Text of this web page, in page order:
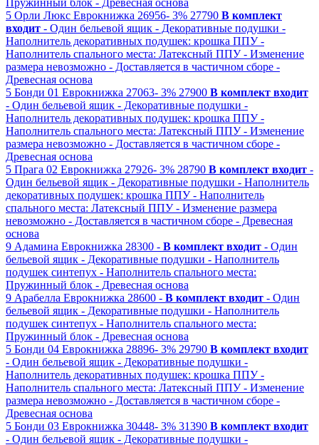
Пружинный блок - Древесная основа
5 Орли Люкс Еврокнижка 26956- 3% 27790 В комплект
входит - Один бельевой ящик - Декоративные подушки -
Наполнитель декоративных подушек: крошка ППУ -
Наполнитель спального места: Латексный ППУ - Изменение
размера невозможно - Доставляется в частичном сборе -
Древесная основа
5 Бонди 01 Еврокнижка 27063- 3% 27900 В комплект входит
- Один бельевой ящик - Декоративные подушки -
Наполнитель декоративных подушек: крошка ППУ -
Наполнитель спального места: Латексный ППУ - Изменение
размера невозможно - Доставляется в частичном сборе -
Древесная основа
5 Прага 02 Еврокнижка 27926- 3% 28790 В комплект входит -
Один бельевой ящик - Декоративные подушки - Наполнитель
декоративных подушек: крошка ППУ - Наполнитель
спального места: Латексный ППУ - Изменение размера
невозможно - Доставляется в частичном сборе - Древесная
основа
9 Адамина Еврокнижка 28300 - В комплект входит - Один
бельевой ящик - Декоративные подушки - Наполнитель
подушек синтепух - Наполнитель спального места:
Пружинный блок - Древесная основа
9 Арабелла Еврокнижка 28600 - В комплект входит - Один
бельевой ящик - Декоративные подушки - Наполнитель
подушек синтепух - Наполнитель спального места:
Пружинный блок - Древесная основа
5 Бонди 04 Еврокнижка 28896- 3% 29790 В комплект входит
- Один бельевой ящик - Декоративные подушки -
Наполнитель декоративных подушек: крошка ППУ -
Наполнитель спального места: Латексный ППУ - Изменение
размера невозможно - Доставляется в частичном сборе -
Древесная основа
5 Бонди 03 Еврокнижка 30448- 3% 31390 В комплект входит
- Один бельевой ящик - Декоративные подушки -